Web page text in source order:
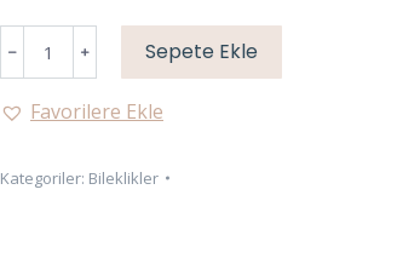
adet
Sepete Ekle
Favorilere Ekle
Kategoriler: Bileklikler